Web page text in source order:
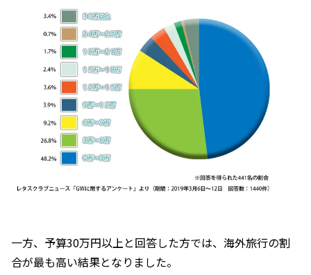
一方、予算30万円以上と回答した方では、海外旅行の割
合が最も高い結果となりました。